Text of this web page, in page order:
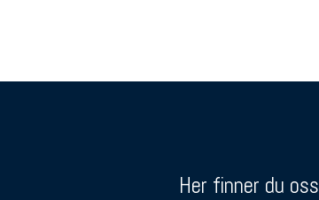
Her finner du oss